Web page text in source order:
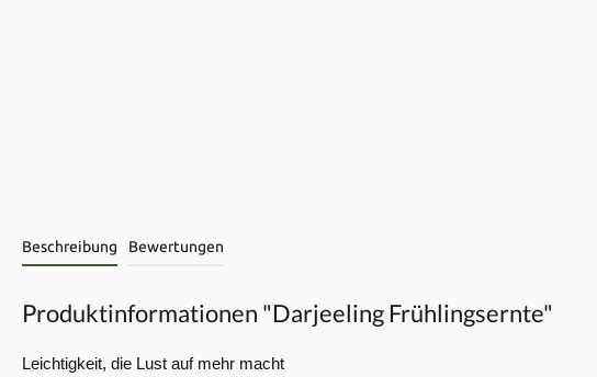
Beschreibung Bewertungen
Produktinformationen "Darjeeling Frühlingsernte"
Leichtigkeit, die Lust auf mehr macht